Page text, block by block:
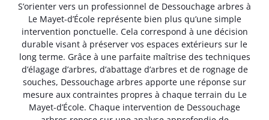
S’orienter vers un professionnel de Dessouchage arbres à
Le Mayet-d’École représente bien plus qu’une simple
intervention ponctuelle. Cela correspond à une décision
durable visant à préserver vos espaces extérieurs sur le
long terme. Grâce à une parfaite maîtrise des techniques
d’élagage d’arbres, d’abattage d’arbres et de rognage de
souches, Dessouchage arbres apporte une réponse sur
mesure aux contraintes propres à chaque terrain du Le
Mayet-d’École. Chaque intervention de Dessouchage